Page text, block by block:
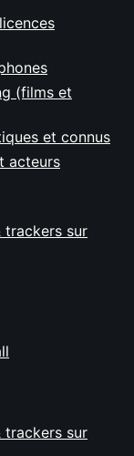
(films et
et connus
acteurs
trackers sur
trackers sur